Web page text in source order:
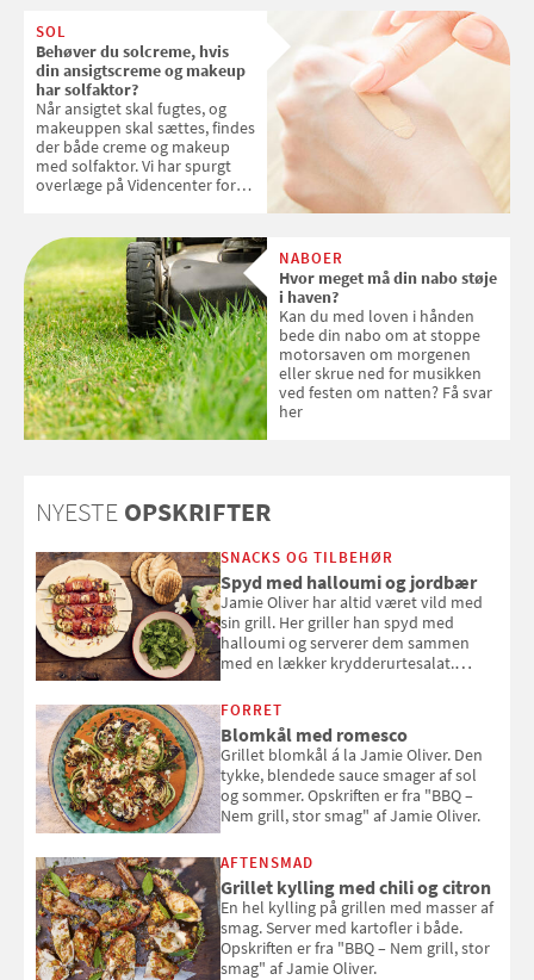
SOL
Behøver du solcreme, hvis
din ansigtscreme og makeup
har solfaktor?
Når ansigtet skal fugtes, og
makeuppen skal sættes, findes
der både creme og makeup
med solfaktor. Vi har spurgt
overlæge på Videncenter for
med SPF kan erstatte
solcreme, når man bevæger
sig ud i solen
NABOER
Hvor meget må din nabo støje
i haven?
Kan du med loven i hånden
bede din nabo om at stoppe
motorsaven om morgenen
eller skrue ned for musikken
ved festen om natten? Få svar
her
NYESTE OPSKRIFTER
SNACKS OG TILBEHØR
Spyd med halloumi og jordbær
Jamie Oliver har altid været vild med
sin grill. Her griller han spyd med
halloumi og serverer dem sammen
med en lækker krydderurtesalat.
smag" af Jamie Oliver.
FORRET
Blomkål med romesco
Grillet blomkål á la Jamie Oliver. Den
tykke, blendede sauce smager af sol
og sommer. Opskriften er fra "BBQ –
Nem grill, stor smag" af Jamie Oliver.
AFTENSMAD
Grillet kylling med chili og citron
En hel kylling på grillen med masser af
smag. Server med kartofler i både.
Opskriften er fra "BBQ – Nem grill, stor
smag" af Jamie Oliver.